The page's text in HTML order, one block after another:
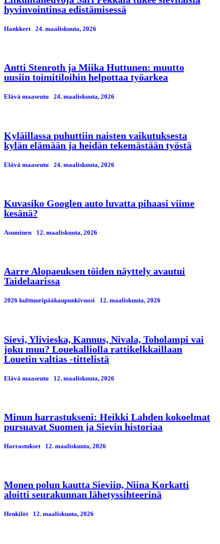
hyvinvointinsa edistämisessä
Hankkeet 24. maaliskuuta, 2026
Antti Stenroth ja Miika Huttunen: muutto
uusiin toimitiloihin helpottaa työarkea
Elävä maaseutu 24. maaliskuuta, 2026
Kyläillassa puhuttiin naisten vaikutuksesta
kylän elämään ja heidän tekemästään työstä
Elävä maaseutu 24. maaliskuuta, 2026
Kuvasiko Googlen auto luvatta pihaasi viime
kesänä?
Asuminen 12. maaliskuuta, 2026
Aarre Alopaeuksen töiden näyttely avautui
Taidelaarissa
2026 kulttuuripääkaupunkivuosi 12. maaliskuuta, 2026
Sievi, Ylivieska, Kannus, Nivala, Toholampi vai
joku muu? Louekalliolla rattikelkkaillaan
Louetin valtias -tittelistä
Elävä maaseutu 12. maaliskuuta, 2026
Minun harrastukseni: Heikki Lahden kokoelmat
pursuavat Suomen ja Sievin historiaa
Harrastukset 12. maaliskuuta, 2026
Monen polun kautta Sieviin, Niina Korkatti
aloitti seurakunnan lähetyssihteerinä
Henkilöt 12. maaliskuuta, 2026